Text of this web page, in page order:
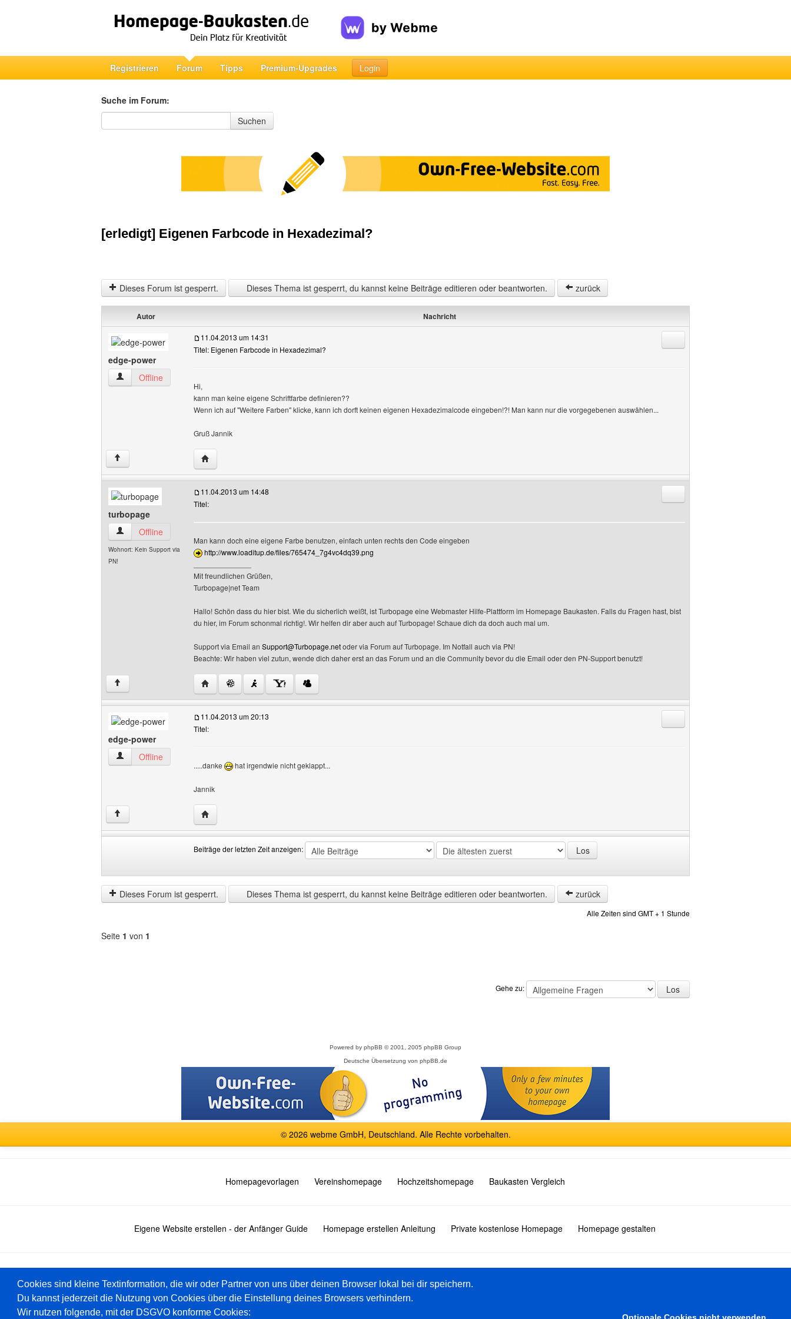
Registrieren Forum Tipps Premium-Upgrades Login
Suche im Forum:
Suche im Forum
Suchen
[erledigt] Eigenen Farbcode in Hexadezimal?
Dieses Forum ist gesperrt. Dieses Thema ist gesperrt, du kannst keine Beiträge editieren oder beantworten. zurück
Autor Nachricht
edge-power
edge-power Benutzer-Profile anzeigen
Offline
11.04.2013 um 14:31
Titel: Eigenen Farbcode in Hexadezimal?
Hi,
kann man keine eigene Schriftfarbe definieren??
Wenn ich auf "Weitere Farben" klicke, kann ich dorft keinen eigenen Hexadezimalcode eingeben!?! Man kann nur die vorgegebenen auswählen...
Gruß Jannik
↑ Website dieses Benutzers besuchen: edge-power
turbopage
turbopage Benutzer-Profile anzeigen
Offline
Wohnort: Kein Support via
PN!
11.04.2013 um 14:48
Titel:
Man kann doch eine eigene Farbe benutzen, einfach unten rechts den Code eingeben
http://www.loaditup.de/files/765474_7g4vc4dq39.png
Mit freundlichen Grüßen,
Turbopage|net Team
Hallo! Schön dass du hier bist. Wie du sicherlich weißt, ist Turbopage eine Webmaster Hilfe-Plattform im Homepage Baukasten. Falls du Fragen hast, bist
du hier, im Forum schonmal richtig!. Wir helfen dir aber auch auf Turbopage! Schaue dich da doch auch mal um.
Support via Email an Support@Turbopage.netoder via Forum auf Turbopage. Im Notfall auch via PN!
Beachte: Wir haben viel zutun, wende dich daher erst an das Forum und an die Community bevor du die Email oder den PN-Support benutzt!
↑ Website dieses Benutzers besuchen: turbopage
edge-power
edge-power Benutzer-Profile anzeigen
Offline
11.04.2013 um 20:13
Titel:
.....danke hat irgendwie nicht geklappt...
Jannik
↑ Website dieses Benutzers besuchen: edge-power
Beiträge der letzten Zeit anzeigen:
der
letzten
Zeit
by
Dieses Forum ist gesperrt.
Dieses Thema ist gesperrt, du kannst keine Beiträge editieren oder beantworten. zurück
Alle Zeiten sind GMT + 1 Stunde
Seite 1 von 1
Gehe zu:
Powered by phpBB © 2001, 2005 phpBB Group
Deutsche Übersetzung von phpBB.de
© 2026 webme GmbH, Deutschland. Alle Rechte vorbehalten.
Homepagevorlagen Vereinshomepage Hochzeitshomepage Baukasten Vergleich
Eigene Website erstellen - der Anfänger Guide Homepage erstellen Anleitung Private kostenlose Homepage Homepage gestalten
Cookies sind kleine Textinformation, die wir oder Partner von uns über deinen Browser lokal bei dir speichern.
Du kannst jederzeit die Nutzung von Cookies über die Einstellung deines Browsers verhindern.
Wir nutzen folgende, mit der DSGVO konforme Cookies: